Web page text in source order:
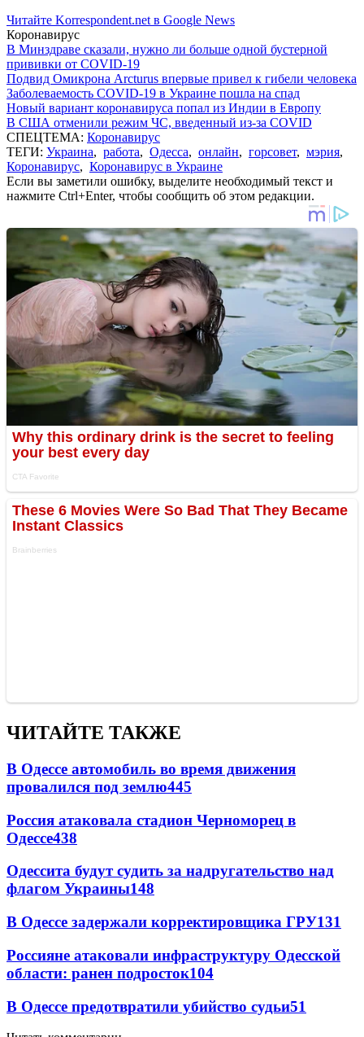
Читайте Korrespondent.net в Google News
Коронавирус
В Минздраве сказали, нужно ли больше одной бустерной
прививки от COVID-19
Подвид Омикрона Arcturus впервые привел к гибели человека
Заболеваемость COVID-19 в Украине пошла на спад
Новый вариант коронавируса попал из Индии в Европу
В США отменили режим ЧС, введенный из-за COVID
СПЕЦТЕМА: Коронавирус
ТЕГИ: Украина, работа, Одесса, онлайн, горсовет, мэрия,
Коронавирус, Коронавирус в Украине
Если вы заметили ошибку, выделите необходимый текст и
нажмите Ctrl+Enter, чтобы сообщить об этом редакции.
ЧИТАЙТЕ ТАКЖЕ
В Одессе автомобиль во время движения
провалился под землю445
Россия атаковала стадион Черноморец в
Одессе438
Одессита будут судить за надругательство над
флагом Украины148
В Одессе задержали корректировщика ГРУ131
Россияне атаковали инфраструктуру Одесской
области: ранен подросток104
В Одессе предотвратили убийство судьи51